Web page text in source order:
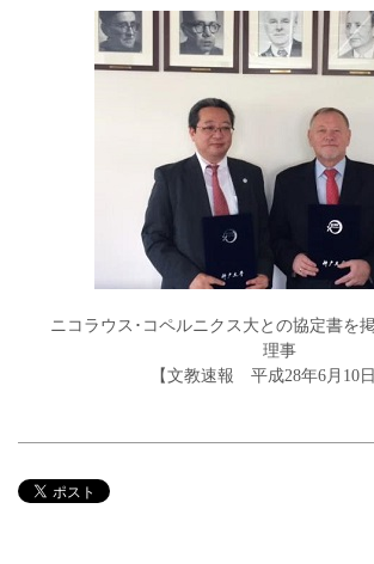
ニコラウス･コペルニクス大との協定書を
理事
【文教速報 平成28年6月10日